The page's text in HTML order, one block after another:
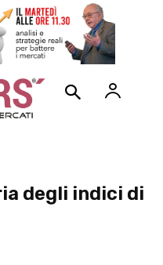
degli indici di